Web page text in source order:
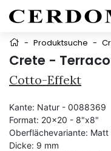
- Produktsuche -
Crete -
Cotto-Effekt
Kante: Natur - 0088369
Format: 20x20 - 8"x8"
Oberflächevariante: Matt
Dicke: 9 mm